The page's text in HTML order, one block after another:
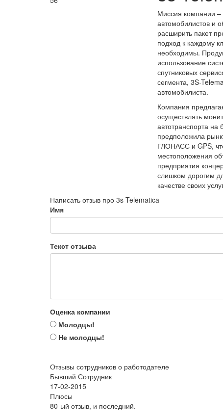
Миссия компании –
автомобилистов и
расширить пакет
подход к каждому
необходимы.
использование
спутниковых
сегмента, 3S-
автомобилиста.
Компания
осуществлять
автотранспорта на
предположила
ГЛОНАСС и GPS,
местоположения
предприятия
слишком дорогим
качестве своих
Написать отзыв про 3s Telematica
Имя
Текст отзыва
Оценка компании
Молодцы!
Не молодцы!
Отзывы сотрудников о работодателе
Бывший Сотрудник
17-02-2015
Плюсы
80-ый отзыв, и последний.